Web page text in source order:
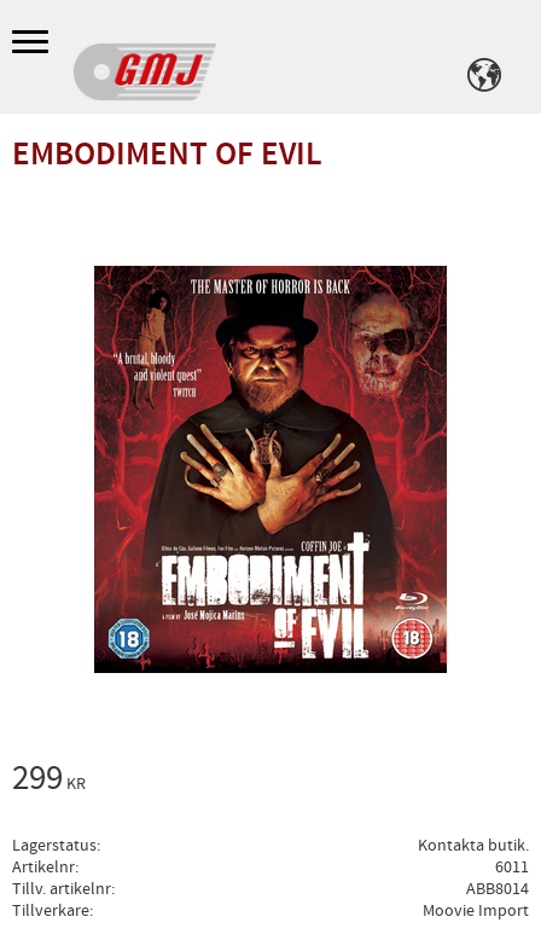
Meny
EMBODIMENT OF EVIL
299 KR
Lagerstatus
Kontakta butik.
Artikelnr
6011
Tillv. artikelnr
ABB8014
Tillverkare
Moovie Import